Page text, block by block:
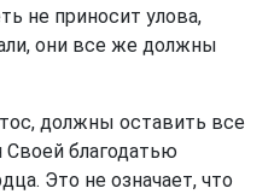
не приносит улова,
они все же должны
должны оставить все
Своей благодатью
Это не означает, что